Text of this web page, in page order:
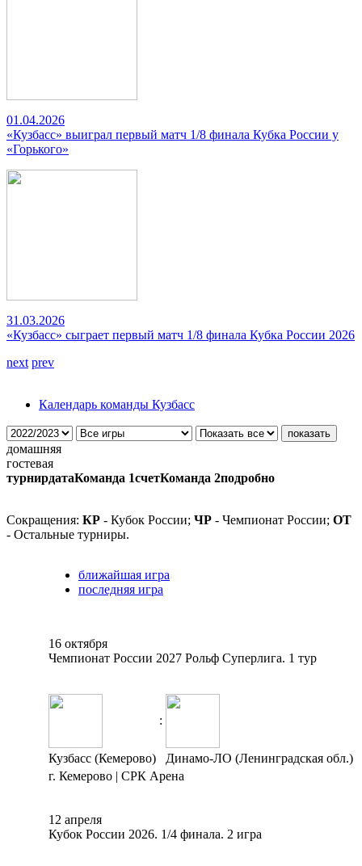
01.04.2026
«Кузбасс» выиграл первый матч 1/8 финала Кубка России у
«Горького»
31.03.2026
«Кузбасс» сыграет первый матч 1/8 финала Кубка России 2026
next prev
Календарь команды Кузбасс
домашняя
гостевая
турнирдатаКоманда 1счетКоманда 2подробно
Сокращения: КР - Кубок России; ЧР - Чемпионат России; ОТ
- Остальные турниры.
ближайшая игра
последняя игра
16 октября
Чемпионат России 2027 Рольф Суперлига. 1 тур
:
Кузбасс (Кемерово)
Динамо-ЛО (Ленинградская обл.)
г. Кемерово | СРК Арена
12 апреля
Кубок России 2026. 1/4 финала. 2 игра